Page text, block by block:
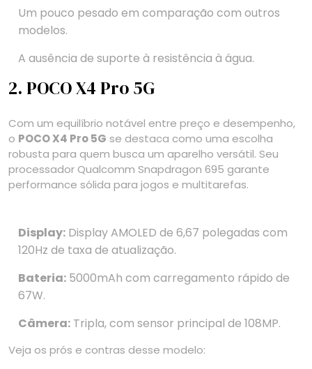
Um pouco pesado em comparação com outros
modelos.
A ausência de suporte à resistência à água.
2. POCO X4 Pro 5G
Com um equilíbrio notável entre preço e desempenho,
o POCO X4 Pro 5G se destaca como uma escolha
robusta para quem busca um aparelho versátil. Seu
processador Qualcomm Snapdragon 695 garante
performance sólida para jogos e multitarefas.
Display: Display AMOLED de 6,67 polegadas com
120Hz de taxa de atualização.
Bateria: 5000mAh com carregamento rápido de
67W.
Câmera: Tripla, com sensor principal de 108MP.
Veja os prós e contras desse modelo: